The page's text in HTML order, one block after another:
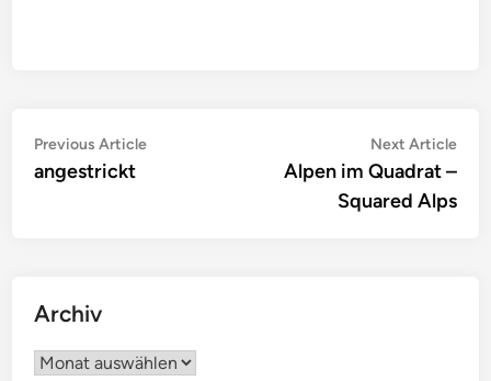
Beitragsnavigation
Previous ArticlePrevious
angestrickt
Next Article
Alpen im Quadrat –
Squared Alps
Archiv
Archiv